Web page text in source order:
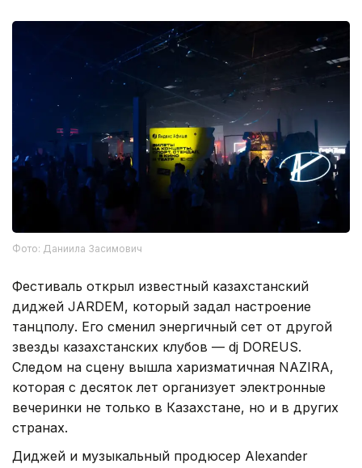
Фото: Даниила Засимович
Фестиваль открыл известный казахстанский
диджей JARDEM, который задал настроение
танцполу. Его сменил энергичный сет от другой
звезды казахстанских клубов — dj DOREUS.
Следом на сцену вышла харизматичная NAZIRA,
которая с десяток лет организует электронные
вечеринки не только в Казахстане, но и в других
странах.
Диджей и музыкальный продюсер Alexander